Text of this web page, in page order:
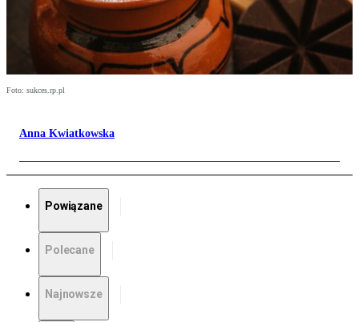
Foto: sukces.rp.pl
Anna Kwiatkowska
Powiązane
Polecane
Najnowsze